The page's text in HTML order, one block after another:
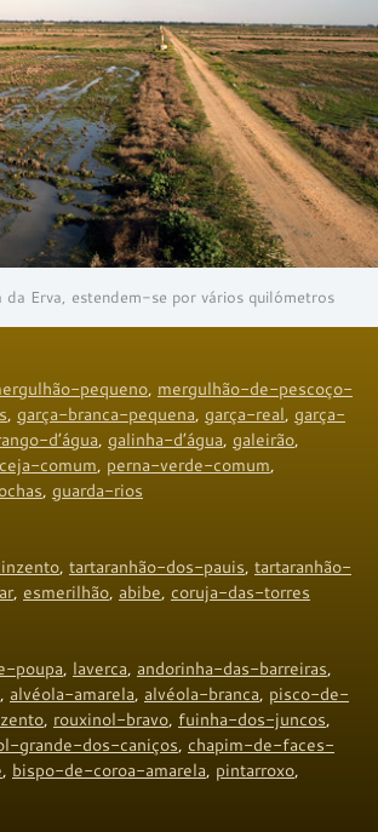
Erva, estendem-se por vários quilómetros
pequeno, mergulhão-de-pescoço-
, garça-branca-pequena, garça-real, garça-
d’água, galinha-d’água, galeirão,
comum, perna-verde-comum,
, guarda-rios
, tartaranhão-dos-pauis, tartaranhão-
, esmerilhão, abibe, coruja-das-torres
poupa, laverca, andorinha-das-barreiras,
, alvéola-amarela, alvéola-branca, pisco-de-
, rouxinol-bravo, fuinha-dos-juncos,
grande-dos-caniços, chapim-de-faces-
, bispo-de-coroa-amarela, pintarroxo,